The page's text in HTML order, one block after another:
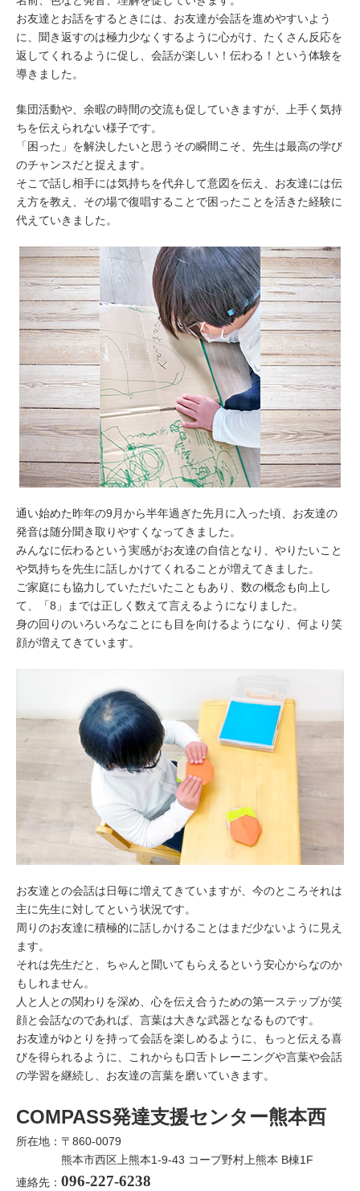
お友達とお話をするときには、お友達が会話を進めやすいよう
に、聞き返すのは極力少なくするように心がけ、たくさん反応を
返してくれるように促し、会話が楽しい！伝わる！という体験を
導きました。
集団活動や、余暇の時間の交流も促していきますが、上手く気持
ちを伝えられない様子です。
「困った」を解決したいと思うその瞬間こそ、先生は最高の学び
のチャンスだと捉えます。
そこで話し相手には気持ちを代弁して意図を伝え、お友達には伝
え方を教え、その場で復唱することで困ったことを活きた経験に
代えていきました。
通い始めた昨年の9月から半年過ぎた先月に入った頃、お友達の
発音は随分聞き取りやすくなってきました。
みんなに伝わるという実感がお友達の自信となり、やりたいこと
や気持ちを先生に話しかけてくれることが増えてきました。
ご家庭にも協力していただいたこともあり、数の概念も向上し
て、「8」までは正しく数えて言えるようになりました。
身の回りのいろいろなことにも目を向けるようになり、何より笑
顔が増えてきています。
お友達との会話は日毎に増えてきていますが、今のところそれは
主に先生に対してという状況です。
周りのお友達に積極的に話しかけることはまだ少ないように見え
ます。
それは先生だと、ちゃんと聞いてもらえるという安心からなのか
もしれません。
人と人との関わりを深め、心を伝え合うための第一ステップが笑
顔と会話なのであれば、言葉は大きな武器となるものです。
お友達がゆとりを持って会話を楽しめるように、もっと伝える喜
びを得られるように、これからも口舌トレーニングや言葉や会話
の学習を継続し、お友達の言葉を磨いていきます。
COMPASS発達支援センター熊本西
所在地：〒860-0079
熊本市西区上熊本1-9-43 コープ野村上熊本 B棟1F
連絡先： 096-227-6238